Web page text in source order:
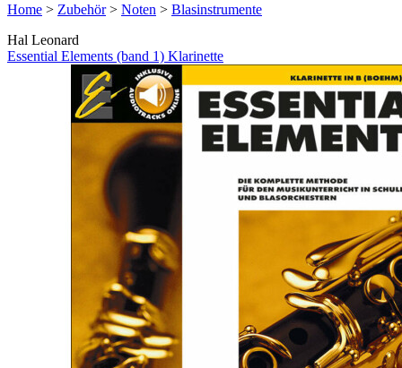
Home > Zubehör> Noten > Blasinstrumente
Hal Leonard
Essential Elements (band 1) Klarinette